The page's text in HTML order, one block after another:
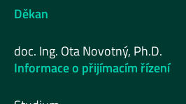
Děkan
doc. Ing. Ota Novotný, Ph.D.
Informace o přijímacím řízení